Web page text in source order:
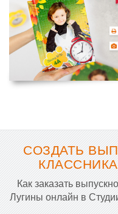
СОЗДАТЬ
Как заказать
Лугины онлайн в